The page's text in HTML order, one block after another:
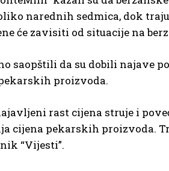
narednih sedmica, dok
će zavisiti od situacije na
saopštili da su dobili najave
proizvoda.
rast cijena struje i
cijena pekarskih proizvoda.
“Vijesti”.